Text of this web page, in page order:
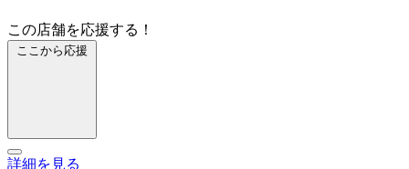
この店舗を応援する！
ここから応援
詳細を見る